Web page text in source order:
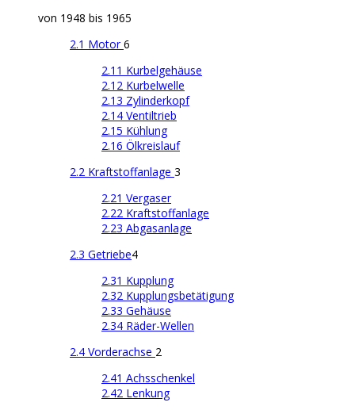
von 1948 bis 1965
2.1 Motor6
2.11 Kurbelgehäuse
2.12 Kurbelwelle
2.13 Zylinderkopf
2.14 Ventiltrieb
2.15 Kühlung
2.16 Ölkreislauf
2.2 Kraftstoffanlage 3
2.21 Vergaser
2.22 Kraftstoffanlage
2.23 Abgasanlage
2.3 Getriebe4
2.31 Kupplung
2.32 Kupplungsbetätigung
2.33 Gehäuse
2.34 Räder-Wellen
2.4 Vorderachse 2
2.41 Achsschenkel
2.42 Lenkung